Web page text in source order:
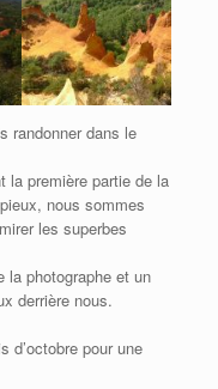
randonner dans le
la première partie de la
nous sommes
les superbes
la photographe et un
derrière nous.
d’octobre pour une